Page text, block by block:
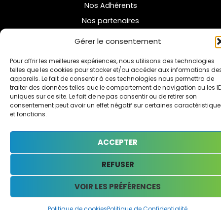
Gérer le consentement
Pour offrir les meilleures expériences, nous utilisons des technologies
telles que les cookies pour stocker et/ou accéder aux informations
appareils. Le fait de consentir à ces technologies nous permettra de
traiter des données telles que le comportement de navigation ou les
uniques sur ce site. Le fait de ne pas consentir ou de retirer son
consentement peut avoir un effet négatif sur certaines
et fonctions.
ACCEPTER
REFUSER
VOIR LES PRÉFÉRENCES
Nos Adhérents
Nos partenaires
Informations
Mentions Légales
Politique de Confidentialité
Politique de Cookies